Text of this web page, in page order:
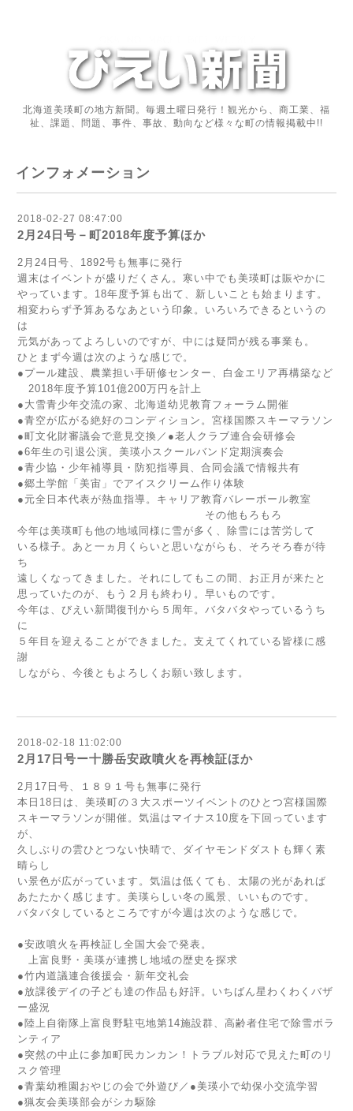
北海道美瑛町の地方新聞。毎週土曜日発行！観光から、商工業、福
祉、課題、問題、事件、事故、動向など様々な町の情報掲載中!!
インフォメーション
2018-02-27 08:47:00
2月24日号－町2018年度予算ほか
2月24日号、1892号も無事に発行
週末はイベントが盛りだくさん。寒い中でも美瑛町は賑やかに
やっています。18年度予算も出て、新しいことも始まります。
相変わらず予算あるなあという印象。いろいろできるというの
は
元気があってよろしいのですが、中には疑問が残る事業も。
ひとまず今週は次のような感じで。
●プール建設、農業担い手研修センター、白金エリア再構築など
2018年度予算101億200万円を計上
●大雪青少年交流の家、北海道幼児教育フォーラム開催
●青空が広がる絶好のコンディション。宮様国際スキーマラソン
●町文化財審議会で意見交換／●老人クラブ連合会研修会
●6年生の引退公演。美瑛小スクールバンド定期演奏会
●青少協・少年補導員・防犯指導員、合同会議で情報共有
●郷土学館「美宙」でアイスクリーム作り体験
●元全日本代表が熱血指導。キャリア教育バレーボール教室
その他もろもろ
今年は美瑛町も他の地域同様に雪が多く、除雪には苦労して
いる様子。あと一ヵ月くらいと思いながらも、そろそろ春が待
ち
遠しくなってきました。それにしてもこの間、お正月が来たと
思っていたのが、もう２月も終わり。早いものです。
今年は、びえい新聞復刊から５周年。バタバタやっているうち
に
５年目を迎えることができました。支えてくれている皆様に感
謝
しながら、今後ともよろしくお願い致します。
2018-02-18 11:02:00
2月17日号ー十勝岳安政噴火を再検証ほか
2月17日号、１８９１号も無事に発行
本日18日は、美瑛町の３大スポーツイベントのひとつ宮様国際
スキーマラソンが開催。気温はマイナス10度を下回っています
が、
久しぶりの雲ひとつない快晴で、ダイヤモンドダストも輝く素
晴らし
い景色が広がっています。気温は低くても、太陽の光があれば
あたたかく感じます。美瑛らしい冬の風景、いいものです。
バタバタしているところですが今週は次のような感じで。
●安政噴火を再検証し全国大会で発表。
上富良野・美瑛が連携し地域の歴史を探求
●竹内道議連合後援会・新年交礼会
●放課後デイの子ども達の作品も好評。いちばん星わくわくバザ
ー盛況
●陸上自衛隊上富良野駐屯地第14施設群、高齢者住宅で除雪ボラ
ンティア
●突然の中止に参加町民カンカン！トラブル対応で見えた町のリ
スク管理
●青葉幼稚園おやじの会で外遊び／●美瑛小で幼保小交流学習
●猟友会美瑛部会がシカ駆除